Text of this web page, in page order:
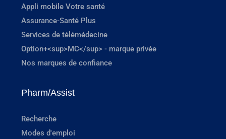
Appli mobile Votre santé
Assurance-Santé Plus
Services de télémédecine
Option+<sup>MC</sup> - marque privée
Nos marques de confiance
Pharm/Assist
Recherche
Modes d'emploi